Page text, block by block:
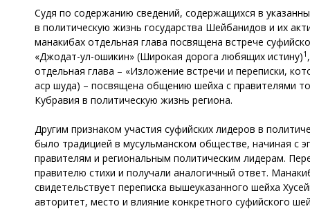
Судя по содержанию сведений, содержащихся в
в политическую жизнь государства Шейбанидов и их
манакибах отдельная глава посвящена встрече
«Джодат-ул-ошикин» (Широкая дорога любящих истину)1
отдельная глава – «Изложение встречи и переписки,
аср шуда) – посвящена общению шейха с правителями
Кубравия в политическую жизнь региона.
Другим признаком участия суфийских лидеров в
было традицией в мусульманском обществе, начиная с
правителям и региональным политическим лидерам.
правителю стихи и получали аналогичный ответ.
свидетельствует переписка вышеуказанного шейха
авторитет, место и влияние конкретного суфийского